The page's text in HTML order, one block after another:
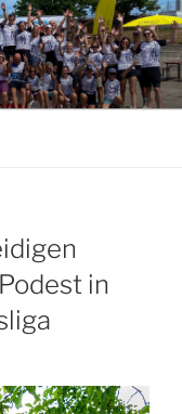
in